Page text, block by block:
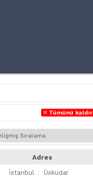
Tümünü kaldır
Adres
İstanbul Üsküdar